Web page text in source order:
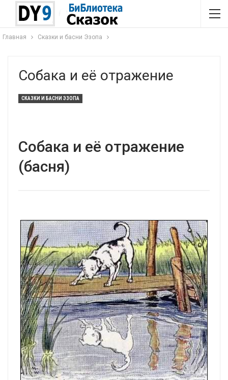
Главная Сказки и басни Эзопа
Собака и её отражение
СКАЗКИ И БАСНИ ЭЗОПА
Собака и её отражение
(басня)